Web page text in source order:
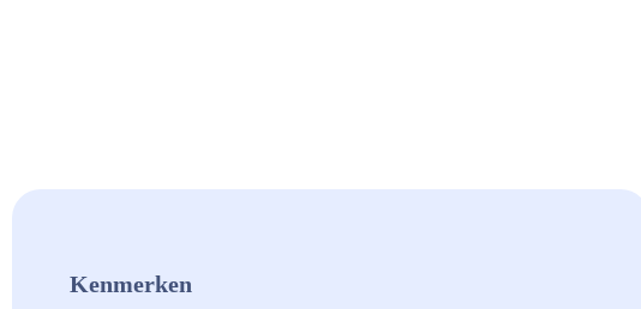
Kenmerken